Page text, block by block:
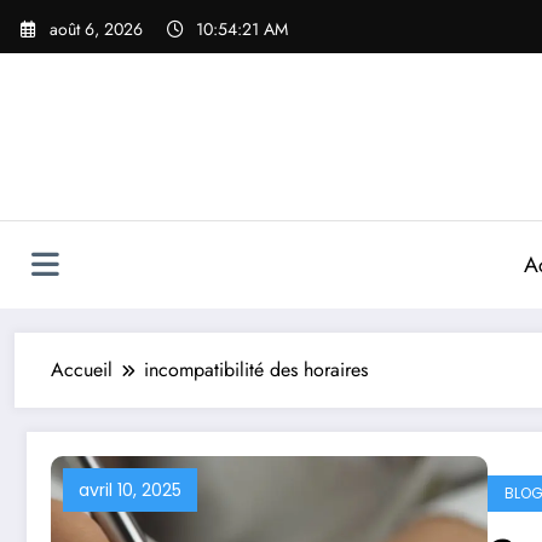
Aller
août 6, 2026 10:54:21 AM
Accueil incompatibilité des horaires
avril 10, 2025